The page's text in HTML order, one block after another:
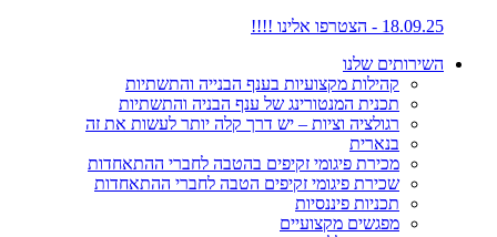
18.09.25 - הצטרפו אלינו !!!!
השירותים שלנו
קהילות מקצועיות בענף הבנייה והתשתיות
תכנית המנטורינג של ענף הבניה והתשתיות
רגולציה וציות – יש דרך קלה יותר לעשות את זה
בנארית
מכירת פיגומי זקיפים בהטבה לחברי ההתאחדות
שכירת פיגומי זקיפים הטבה לחברי ההתאחדות
תכניות פיננסיות
מפגשים מקצועיים